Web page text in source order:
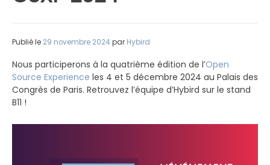
Publié le 29 novembre 2024 par Hybird
Nous participerons à la quatrième édition de l’Open
Source Experience les 4 et 5 décembre 2024 au Palais des
Congrès de Paris. Retrouvez l’équipe d’Hybird sur le stand
B11 !